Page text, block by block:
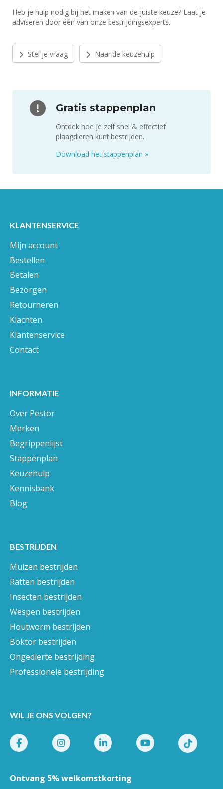
Heb je hulp nodig bij het maken van de juiste keuze? Laat je
adviseren door één van onze bestrijdingsexperts.
Stel je vraag Naar de keuzehulp
Gratis stappenplan
Ontdek hoe je zelf snel & effectief
plaagdieren kunt bestrijden.
Download het stappenplan »
KLANTENSERVICE
Mijn account
Bestellen
Betalen
Bezorgen
Retourneren
Klachten
Klantenservice
Contact
INFORMATIE
Over Pestor
Merken
Begrippenlijst
Stappenplan
Keuzehulp
Kennisbank
Blog
BESTRIJDEN
Muizen bestrijden
Ratten bestrijden
Insecten bestrijden
Wespen bestrijden
Houtworm bestrijden
Boktor bestrijden
Ongedierte bestrijding
Professionele bestrijding
WIL JE ONS VOLGEN?
Ontvang 5% welkomstkorting